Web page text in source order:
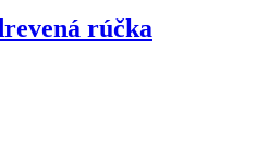
rúčka